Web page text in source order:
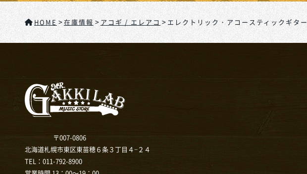
HOME >在庫情報 > アコギ / エレアコ > エレクトリック・アコースティックギター
〒007-0806
北海道札幌市東区東苗穂６条３丁目４−２４
TEL： 011-792-8900